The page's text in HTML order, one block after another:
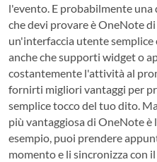
l'evento. E probabilmente
che devi provare è OneNote
un'interfaccia utente
anche che supporti widget o
costantemente l'attività al
fornirti migliori vantaggi per
semplice tocco del tuo dito.
più vantaggiosa di OneNote è
esempio, puoi prendere
momento e li sincronizza con